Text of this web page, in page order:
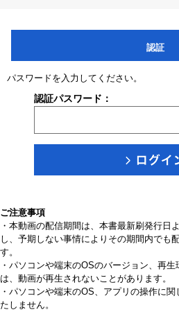
認証
パスワードを入力してください。
認証パスワード：
ご注意事項
・本動画の配信期間は、本書最新刷発行日
し、予期しない事情によりその期間内でも
す。
・パソコンや端末のOSのバージョン、再
は、動画が再生されないことがあります。
・パソコンや端末のOS、アプリの操作に
たしません。